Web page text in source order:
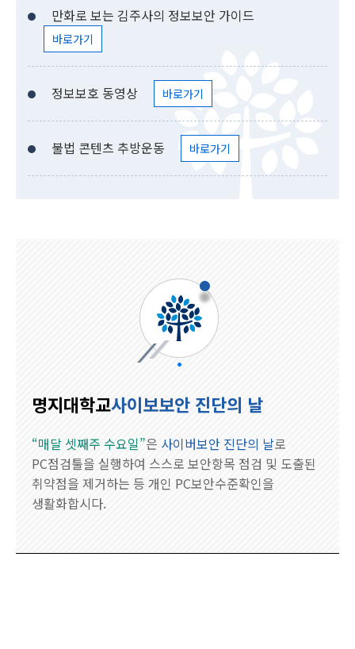
만화로 보는 김주사의 정보보안 가이드
바로가기
정보보호 동영상 바로가기
불법 콘텐츠 추방운동 바로가기
명지대학교사이보보안 진단의 날
“매달 셋째주 수요일”은 사이버보안 진단의 날로
PC점검툴을 실행하여 스스로 보안항목 점검 및 도출된
취약점을 제거하는 등 개인 PC보안수준확인을
생활화합시다.